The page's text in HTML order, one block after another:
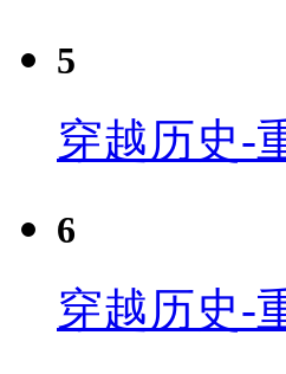
5
穿越历史-
6
穿越历史-